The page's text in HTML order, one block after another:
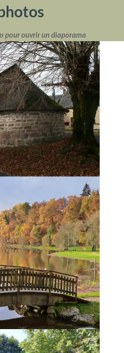
pour ouvrir un diaporama